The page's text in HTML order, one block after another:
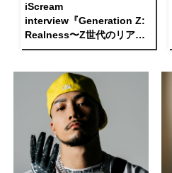
iScream
interview『Generation Z:
Realness〜Z世代のリア
ル〜』